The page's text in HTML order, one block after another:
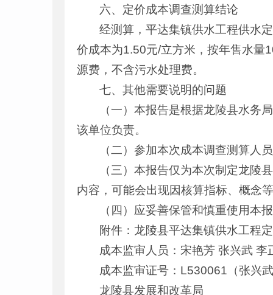
六、定价成本调查测算结论
经测算，平达集镇供水工程供水
价成本为1.50元/立方米，按年售水量
源费，不含污水处理费。
七、其他需要说明的问题
（一）本报告是根据龙陵县水务
该单位负责。
（二）参加本次成本调查测算人
（三）本报告仅为本次制定龙陵
内容，可能会出现因核算指标、概念
（四）应妥善保管和慎重使用本
附件：龙陵县平达集镇供水工程
成本监审人员：宋艳芳 张兴武 李
成本监审证号：L530061（张兴
龙陵县发展和改革局